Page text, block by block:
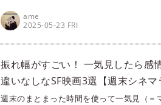
きる映画・ドラマ・アニメの中から、
すめをピックアップ！ 今回は、『ミッシ
ナル・レコニング』の公開記念ということ
な筆者ameが、トム・クルーズ主演映画5
ame
2025-05-23 FRI
振れ幅がすごい！ 一気見したら感
違いなしなSF映画3選【週末シネマ
週末のまとまった時間を使って一気見（＝